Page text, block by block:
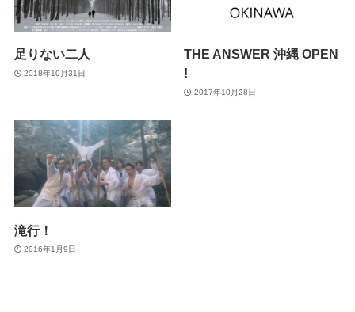
足りない二人
2018年10月31日
THE ANSWER 沖縄 OPEN
!
2017年10月28日
滝行！
2016年1月9日